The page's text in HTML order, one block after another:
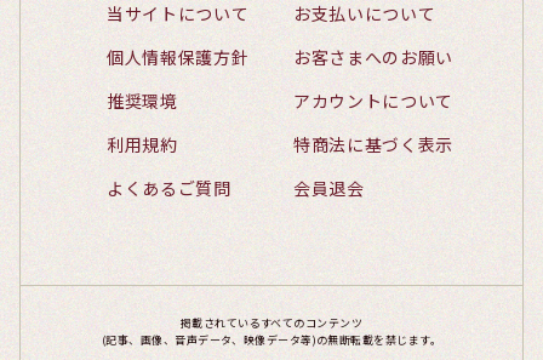
当サイトについて
お支払いについて
個人情報保護方針
お客さまへのお願い
推奨環境
アカウントについて
利用規約
特商法に基づく表示
よくあるご質問
会員退会
掲載されているすべてのコンテンツ
(記事、画像、音声データ、映像データ等)の無断転載を禁じます。